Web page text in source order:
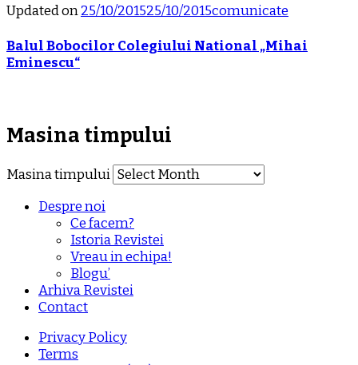
Updated on25/10/201525/10/2015comunicate
Balul Bobocilor Colegiului National „Mihai
Eminescu“
Masina timpului
Masina timpului
Despre noi
Ce facem?
Istoria Revistei
Vreau in echipa!
Blogu’
Arhiva Revistei
Contact
Privacy Policy
Terms